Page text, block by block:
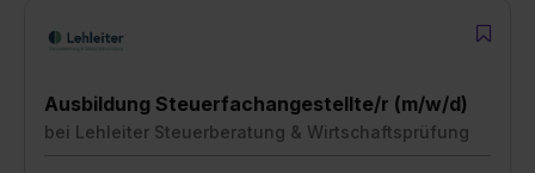
Ausbildung Steuerfachangestellte/r (m/w/d)
bei Lehleiter Steuerberatung & Wirtschaftsprüfung